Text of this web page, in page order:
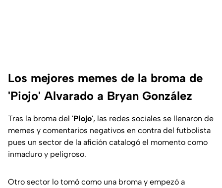
Los mejores memes de la broma de
'Piojo' Alvarado a Bryan González
Tras la broma del 'Piojo', las redes sociales se llenaron de
memes y comentarios negativos en contra del futbolista
pues un sector de la afición catalogó el momento como
inmaduro y peligroso.
Otro sector lo tomó como una broma y empezó a